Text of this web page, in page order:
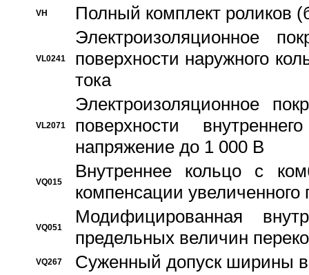
VH Полный комплект роликов
VL0241
Электроизоляционное
поверхности наружного
тока
VL2071
Электроизоляционное
поверхности
напряжение до 1 000 В
VQ015
Bнутреннее кольцо с
компенсации увеличенного
VQ051
Модифицированная
предельных величин
VQ267 Суженный допуск ширины